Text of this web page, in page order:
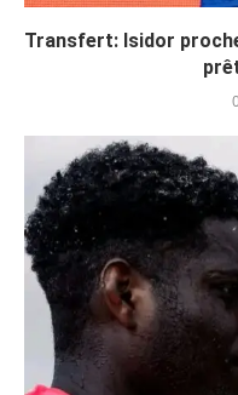
Transfert: Isidor